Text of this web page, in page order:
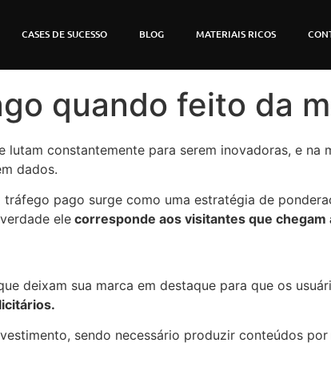
CASES DE SUCESSO BLOG MATERIAIS RICOS
quando feito da
constantemente para serem inovadoras, e
dados.
pago surge como uma estratégia de
ele corresponde aos visitantes que
deixam sua marca em destaque para que os
sendo necessário produzir conteúdos